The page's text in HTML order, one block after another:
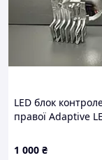
LED блок
правої Adaptive
1039.006.0880
1 000 ₴